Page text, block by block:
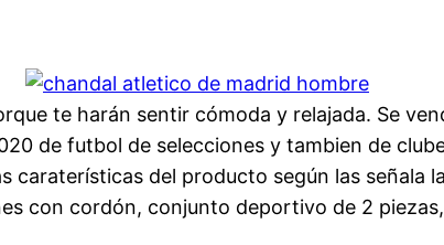
te harán sentir cómoda y relajada. Se
de futbol de selecciones y tambien de
caraterísticas del producto según las señala
con cordón, conjunto deportivo de 2